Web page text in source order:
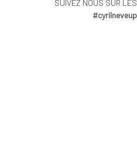
SUIVEZ NOUS SUR